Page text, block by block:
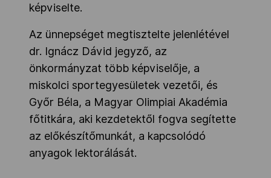
képviselte.
Az ünnepséget megtisztelte jelenlétével
dr. Ignácz Dávid jegyző, az
önkormányzat több képviselője, a
miskolci sportegyesületek vezetői, és
Győr Béla, a Magyar Olimpiai Akadémia
főtitkára, aki kezdetektől fogva segítette
az előkészítőmunkát, a kapcsolódó
anyagok lektorálását.